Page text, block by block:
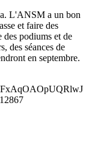
L'ANSM a un bon
et faire des
des podiums et de
des séances de
en septembre.